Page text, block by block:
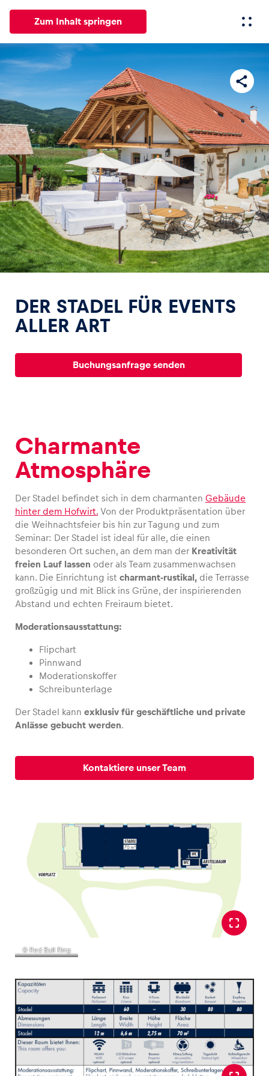
Zum Inhalt springen
Events Erlebnisse
News
Alle anzeigen
Events
Alle anzeigen
Erlebnisse
Alle anzeigen
Seiten
Alle anzeigen
Fahrzeug
Business
Glossar
Alle anzeigen
DER STADEL FÜR EVENTS
ALLER ART
Buchungsanfrage senden
Charmante
Atmosphäre
Der Stadel befindet sich in dem charmanten Gebäude
hinter dem Hofwirt. Von der Produktpräsentation über
die Weihnachtsfeier bis hin zur Tagung und zum
Seminar: Der Stadel ist ideal für alle, die einen
besonderen Ort suchen, an dem man der Kreativität
freien Lauf lassen oder als Team zusammenwachsen
kann. Die Einrichtung ist charmant-rustikal, die Terrasse
großzügig und mit Blick ins Grüne, der inspirierenden
Abstand und echten Freiraum bietet.
Moderationsausstattung:
Flipchart
Pinnwand
Moderationskoffer
Schreibunterlage
Der Stadel kann exklusiv für geschäftliche und private
Anlässe gebucht werden.
Kontaktiere unser Team
© Red Bull Ring